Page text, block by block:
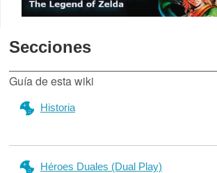
Secciones
Guía de esta wiki
Historia
Héroes Duales (Dual Play)